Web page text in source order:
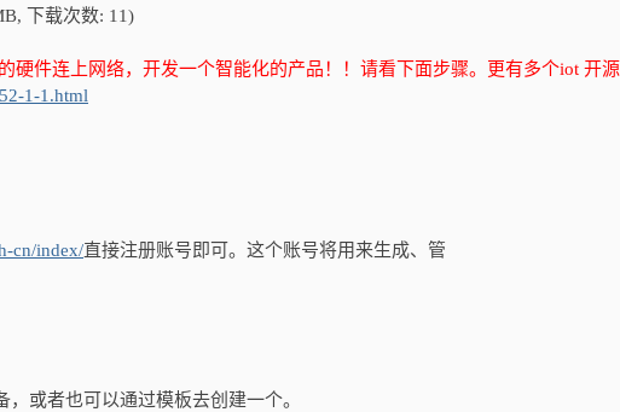
下载次数: 11)
硬件连上网络，开发一个智能化的产品！！请看下面步骤。
更有多个iot 开源
1-1.html
cn/index/直接注册账号即可。这个账号将用来生成、管
或者也可以通过模板去创建一个。